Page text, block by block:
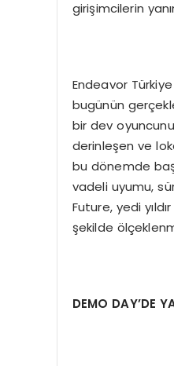
girişimcilerin
Endeavor
bugünün
bir dev
derinleşen ve
bu dönemde
vadeli uyumu,
Future, yedi
şekilde
DEMO DAY’DE